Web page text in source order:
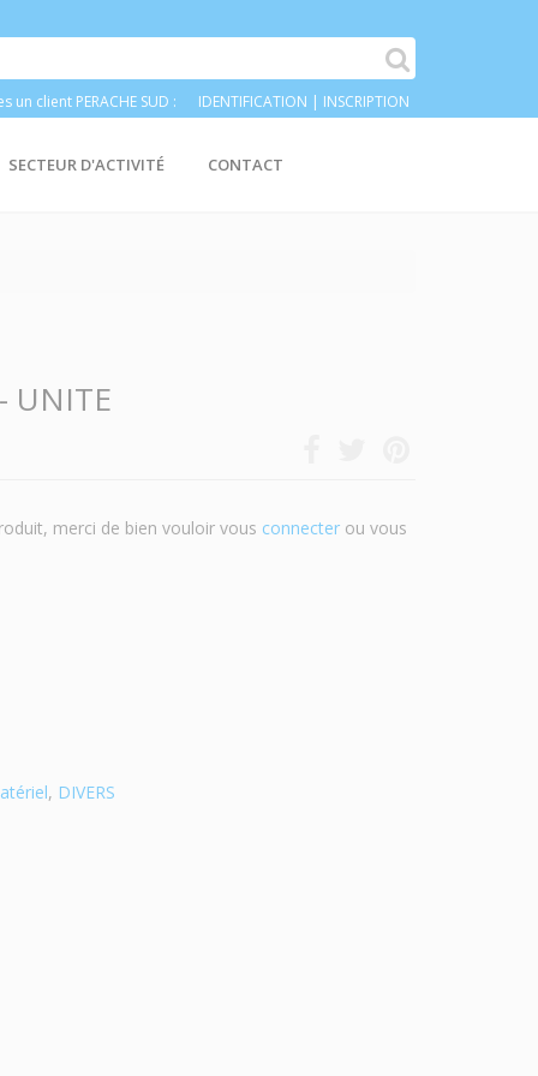
un client PERACHE SUD : IDENTIFICATION | INSCRIPTION
SECTEUR D'ACTIVITÉ CONTACT
UNITE
merci de bien vouloir vous connecter ou vous
, DIVERS